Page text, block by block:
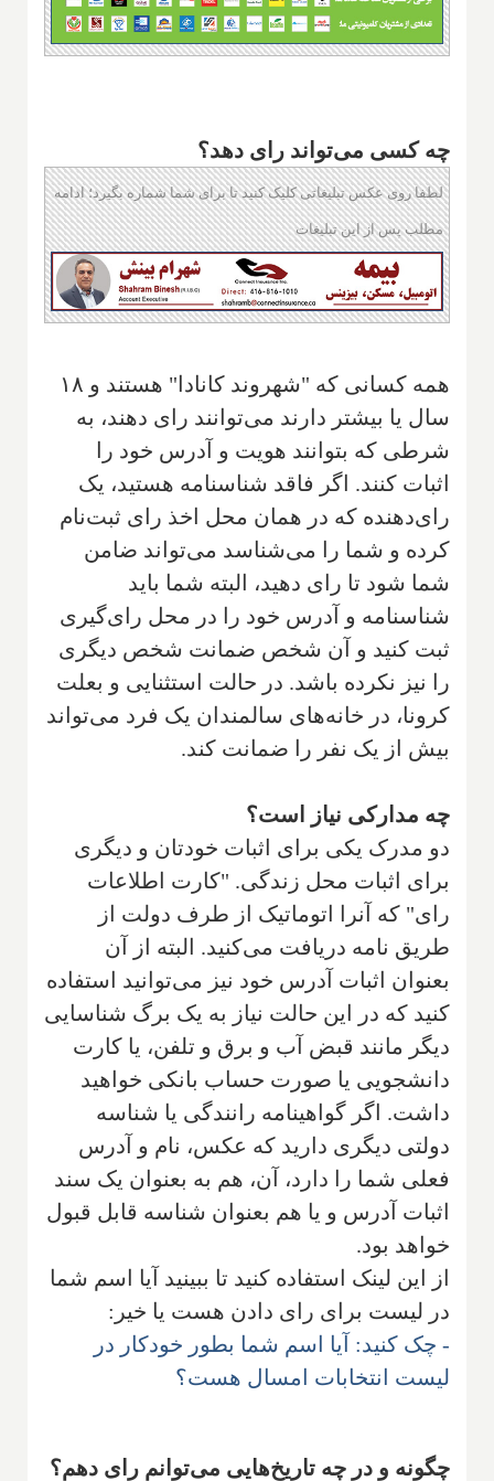
چه کسی می‌تواند رای دهد؟
لطفا روی عکس تبلیغاتی کلیک کنید تا برای شما شماره بگیرد؛ ادامه
مطلب پس از این تبلیغات
همه کسانی که "شهروند کانادا" هستند و ۱۸
سال یا بیشتر دارند می‌توانند رای دهند، به
شرطی که بتوانند هویت و آدرس خود را
اثبات کنند. اگر فاقد شناسنامه هستید، یک
رای‌دهنده که در همان محل اخذ رای ثبت‌نام
کرده و شما را می‌شناسد می‌تواند ضامن
شما شود تا رای دهید، البته شما باید
شناسنامه و آدرس خود را در محل رای‌گیری
ثبت کنید و آن شخص ضمانت شخص دیگری
را نیز نکرده باشد. در حالت استثنایی و بعلت
کرونا، در خانه‌های سالمندان یک فرد می‌تواند
بیش از یک نفر را ضمانت کند.
چه مدارکی نیاز است؟
دو مدرک یکی برای اثبات خودتان و دیگری
برای اثبات محل زندگی. "کارت اطلاعات
رای" که آنرا اتوماتیک از طرف دولت از
طریق نامه دریافت می‌کنید. البته از آن
بعنوان اثبات آدرس خود نیز می‌توانید استفاده
کنید که در این حالت نیاز به یک برگ شناسایی
دیگر مانند قبض آب و برق و تلفن، یا کارت
دانشجویی یا صورت حساب بانکی خواهید
داشت. اگر گواهینامه رانندگی یا شناسه
دولتی دیگری دارید که عکس، نام و آدرس
فعلی شما را دارد، آن، هم به بعنوان یک سند
اثبات آدرس و یا هم بعنوان شناسه قابل قبول
خواهد بود.
از این لینک استفاده کنید تا ببینید آیا اسم شما
در لیست برای رای دادن هست یا خیر:
- چک کنید: آیا اسم شما بطور خودکار در
لیست انتخابات امسال هست؟
چگونه و در چه تاریخ‌هایی می‌توانم رای دهم؟